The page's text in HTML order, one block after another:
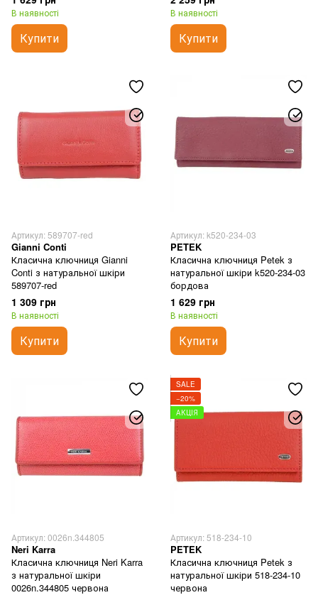
В наявності
Купити
В наявності
Купити
Артикул: 589707-red
Gianni Conti
Класична ключниця Gianni
Conti з натуральної шкіри
589707-red
1 309 грн
В наявності
Купити
Артикул: k520-234-03
PETEK
Класична ключниця Petek з
натуральної шкіри k520-234-03
бордова
1 629 грн
В наявності
Купити
Артикул: 0026n.344805
Neri Karra
Класична ключниця Neri Karra
з натуральної шкіри
0026n.344805 червона
SALE
−20%
АКЦІЯ
Артикул: 518-234-10
PETEK
Класична ключниця Petek з
натуральної шкіри 518-234-10
червона